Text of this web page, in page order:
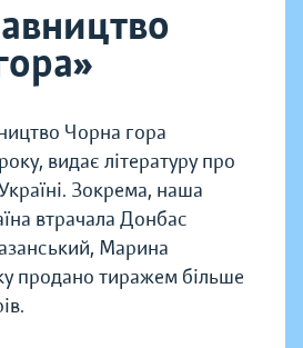
Чорна гора
видає літературу про
Зокрема, наша
втрачала Донбас
Марина
продано тиражем більше